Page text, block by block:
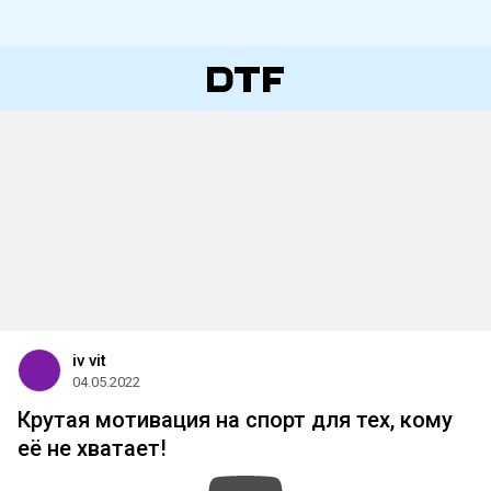
iv vit
04.05.2022
Крутая мотивация на спорт для тех, кому
её не хватает!